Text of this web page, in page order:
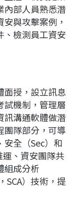
內部人員熟悉潛
與攻擊案例，
、檢測員工資安
面授，設立訊息
試機制，管理層
訊溝通軟體做潛
團隊部分，可導
安全（Sec）和
、資安團隊共
組成分析
SCA）技術，提